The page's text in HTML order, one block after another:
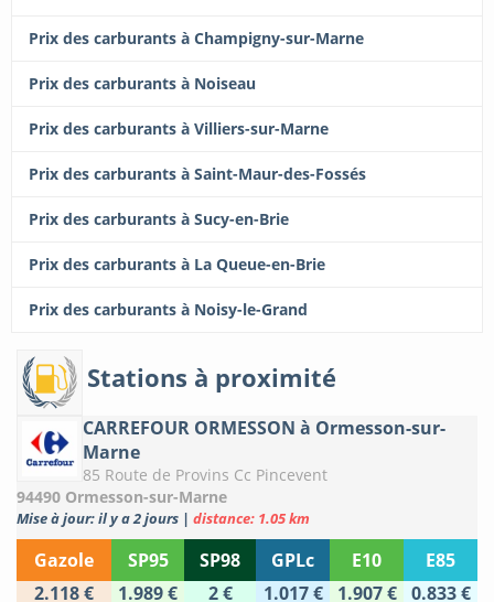
Prix des carburants à Champigny-sur-Marne
Prix des carburants à Noiseau
Prix des carburants à Villiers-sur-Marne
Prix des carburants à Saint-Maur-des-Fossés
Prix des carburants à Sucy-en-Brie
Prix des carburants à La Queue-en-Brie
Prix des carburants à Noisy-le-Grand
Stations à proximité
CARREFOUR ORMESSON à Ormesson-sur-
Marne
85 Route de Provins Cc Pincevent
94490 Ormesson-sur-Marne
Mise à jour: il y a 2 jours | distance: 1.05 km
Gazole SP95 SP98 GPLc E10
E85
2.118 €
1.989 € 2 € 1.017 € 1.907 €
0.833 €